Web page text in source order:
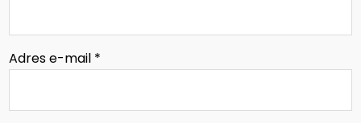
Adres e-mail *